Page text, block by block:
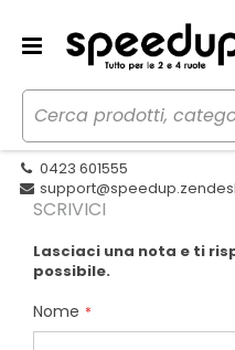
Contattaci
0423 601555
SCRIVICI
Lasciaci una nota e ti
possibile.
Nome